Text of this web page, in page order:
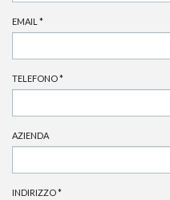
EMAIL *
TELEFONO*
AZIENDA
INDIRIZZO*